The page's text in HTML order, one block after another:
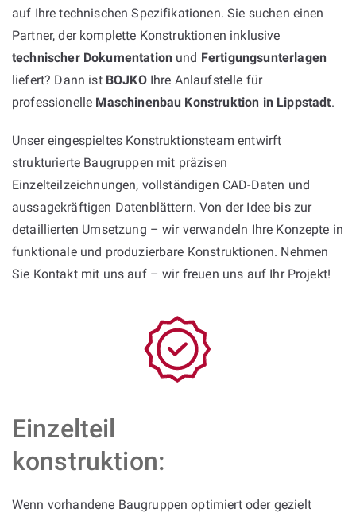
auf Ihre technischen Spezifikationen. Sie suchen einen
Partner, der komplette Konstruktionen inklusive
technischer Dokumentation und Fertigungsunterlagen
liefert? Dann ist BOJKOIhre Anlaufstelle für
professionelle Maschinenbau Konstruktion in Lippstadt.
Unser eingespieltes Konstruktionsteam entwirft
strukturierte Baugruppen mit präzisen
Einzelteilzeichnungen, vollständigen CAD-Daten und
aussagekräftigen Datenblättern. Von der Idee bis zur
detaillierten Umsetzung – wir verwandeln Ihre Konzepte in
funktionale und produzierbare Konstruktionen. Nehmen
Sie Kontakt mit uns auf – wir freuen uns auf Ihr Projekt!
Einzelteil
konstruktion:
Wenn vorhandene Baugruppen optimiert oder gezielt